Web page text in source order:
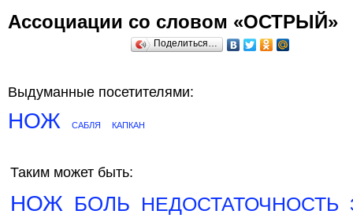
Ассоциации со словом «ОСТРЫЙ»
Поделиться…
Выдуманные посетителями:
НОЖ САБЛЯ КАПКАН
Таким может быть:
НОЖ БОЛЬ НЕДОСТАТОЧНОСТЬ